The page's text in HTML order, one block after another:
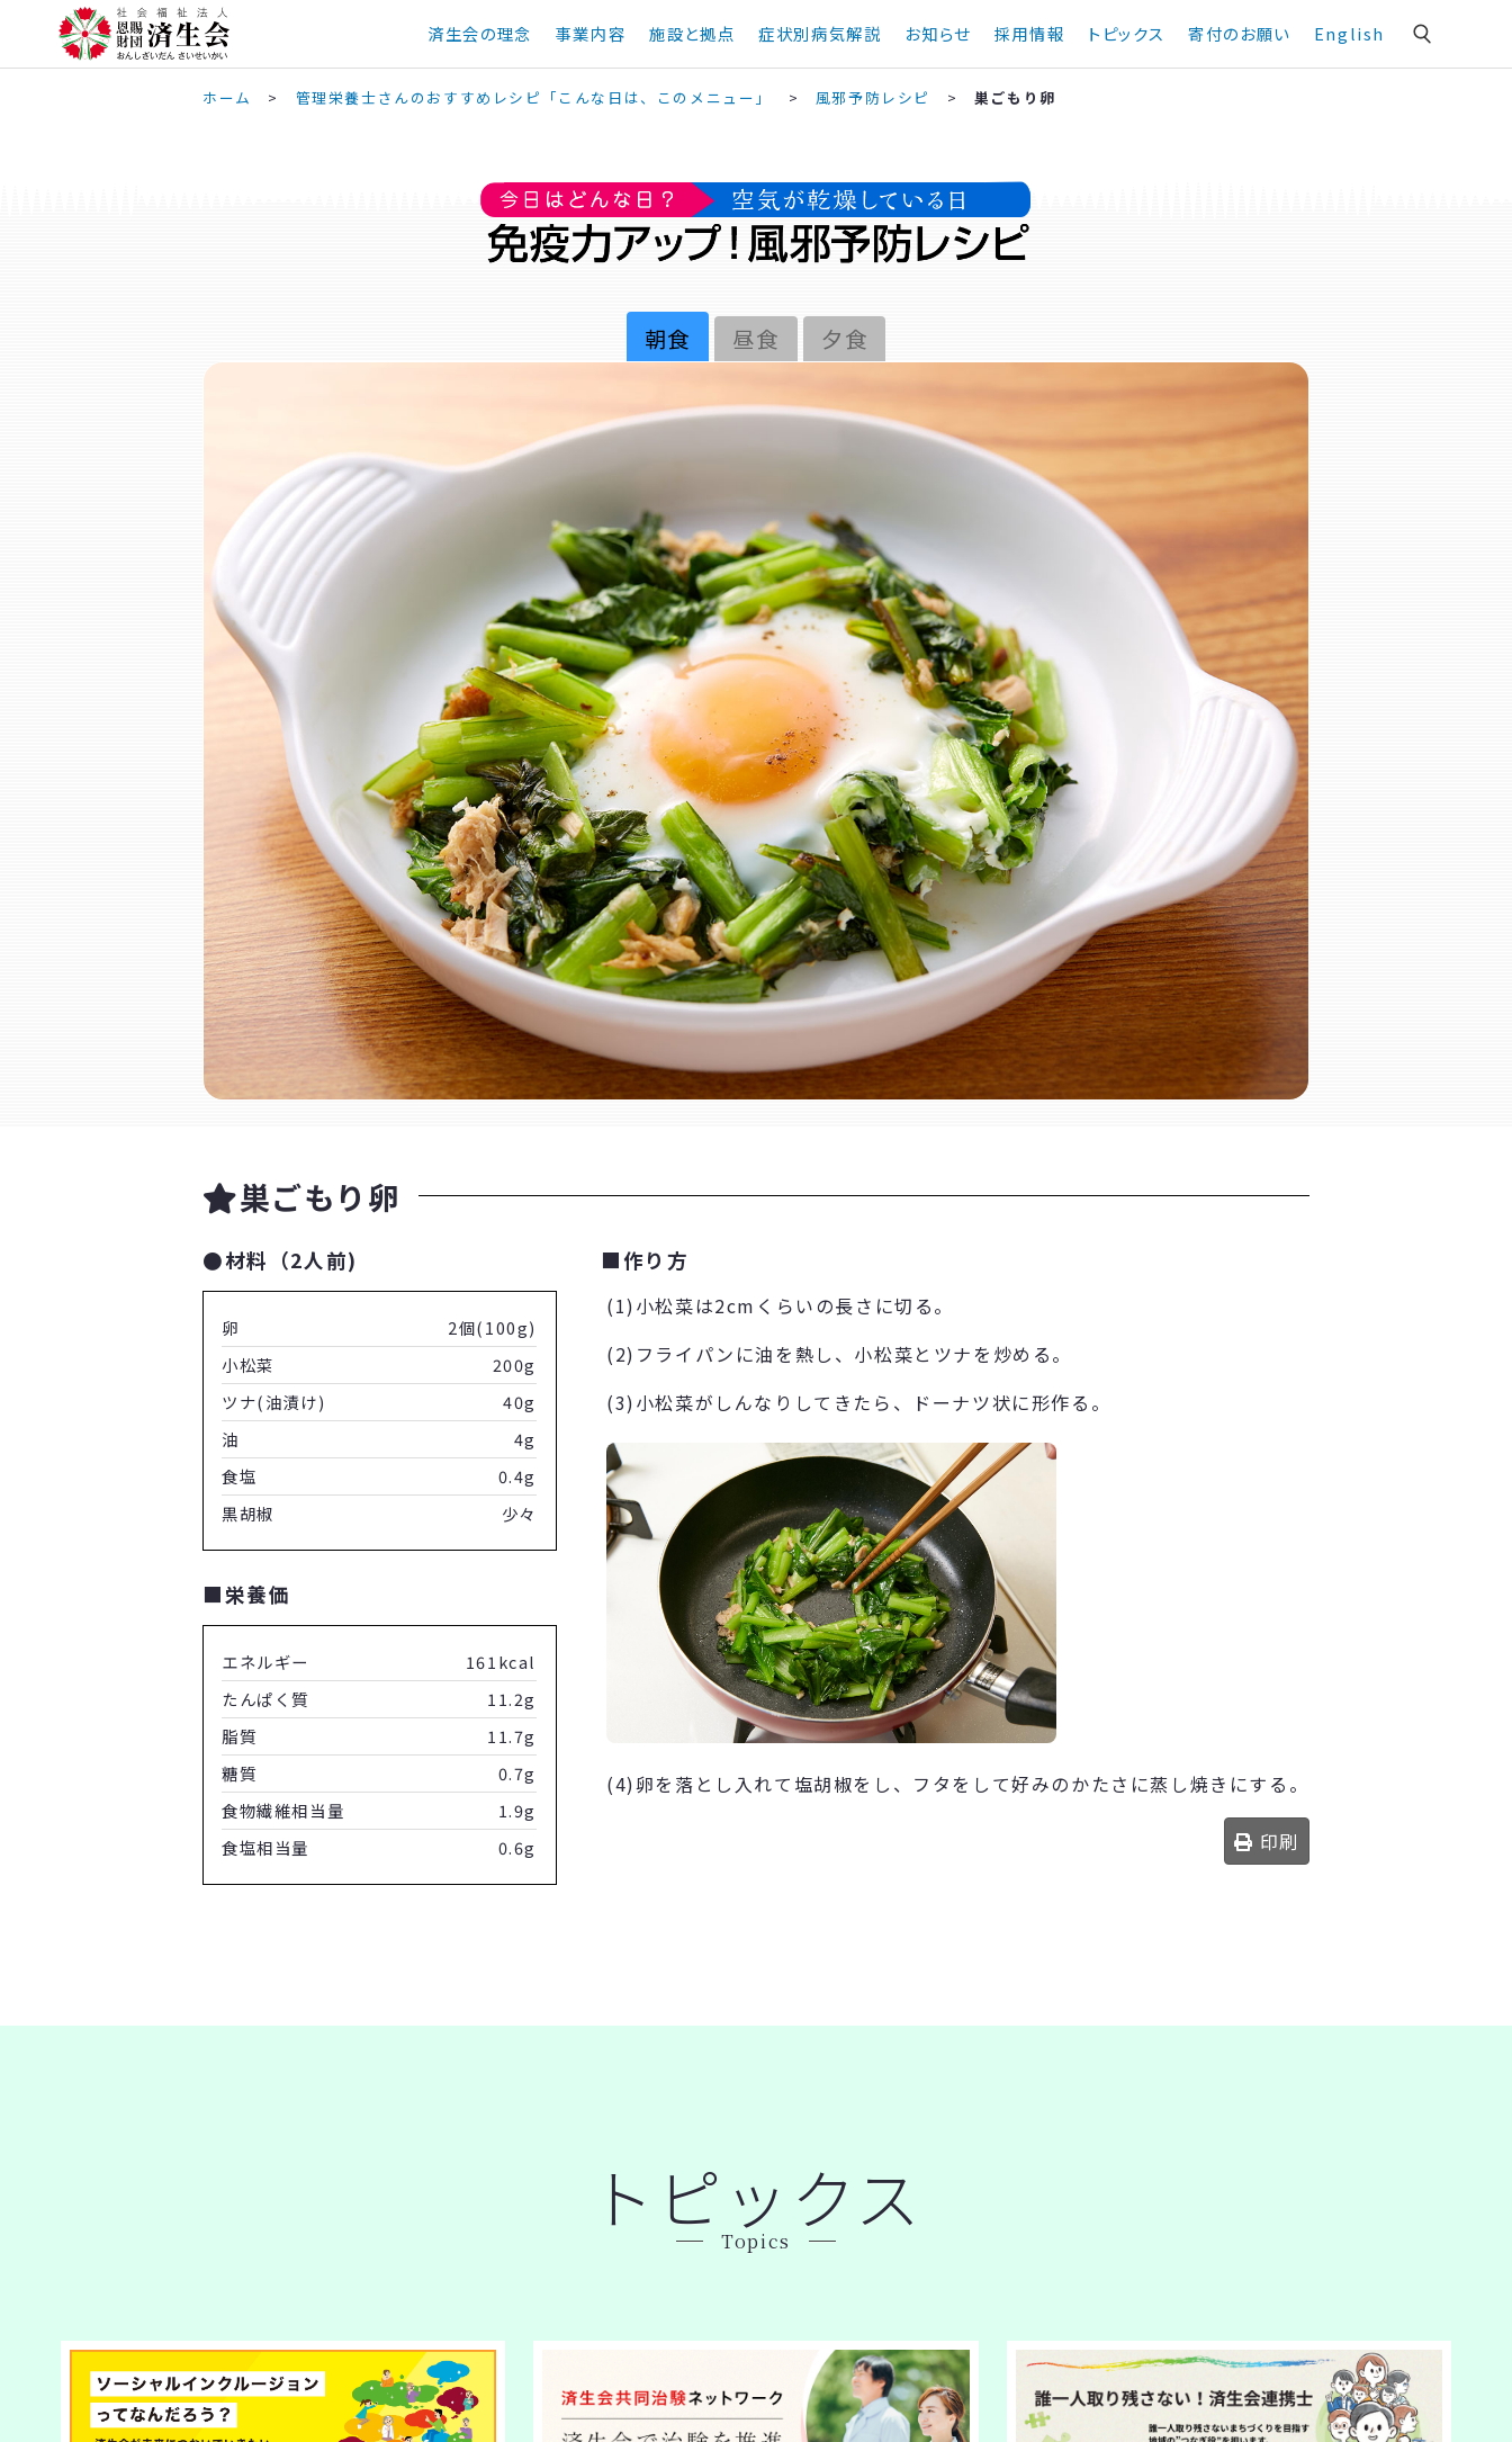
済生会の理念 事業内容 施設と拠点 症状別病気解説 お知らせ 採用情報 トピックス 寄付のお願い English
ホーム > 管理栄養士さんのおすすめレシピ「こんな日は、このメニュー」 > 風邪予防レシピ > 巣ごもり卵
朝食 昼食 夕食
巣ごもり卵
●材料（2人前)
卵
2個(100g)
小松菜
200g
ツナ(油漬け)
40g
油
4g
食塩
0.4g
黒胡椒
少々
■栄養価
エネルギー
161kcal
たんぱく質
11.2g
脂質
11.7g
糖質
0.7g
食物繊維相当量
1.9g
食塩相当量
0.6g
■作り方
(1)小松菜は2cmくらいの長さに切る。
(2)フライパンに油を熱し、小松菜とツナを炒める。
(3)小松菜がしんなりしてきたら、ドーナツ状に形作る。
(4)卵を落とし入れて塩胡椒をし、フタをして好みのかたさに蒸し焼きにする。
印刷
トピックス
Topics